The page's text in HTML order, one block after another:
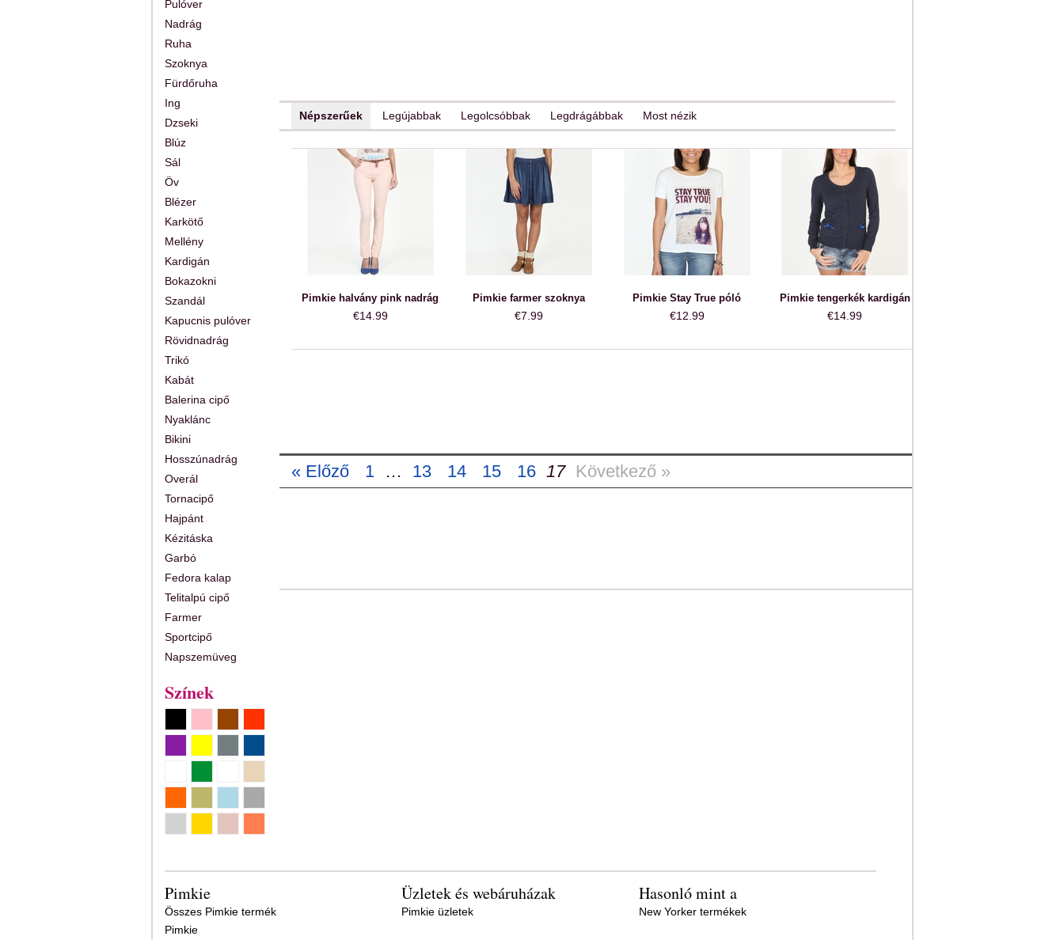
Pulóver
Nadrág
Ruha
Szoknya
Fürdőruha
Ing
Dzseki
Blúz
Sál
Öv
Blézer
Karkötő
Mellény
Kardigán
Bokazokni
Szandál
Kapucnis pulóver
Rövidnadrág
Trikó
Kabát
Balerina cipő
Nyaklánc
Bikini
Hosszúnadrág
Overál
Tornacipő
Hajpánt
Kézitáska
Garbó
Fedora kalap
Telitalpú cipő
Farmer
Sportcipő
Napszemüveg
Színek
Népszerűek Legújabbak Legolcsóbbak Legdrágábbak Most nézik
Pimkie halvány pink nadrág
€14.99
Pimkie farmer szoknya
€7.99
Pimkie Stay True póló
€12.99
Pimkie tengerkék kardigán
€14.99
« Előző 1 … 13 14 15 16 17 Következő »
Pimkie
Összes Pimkie termék
Pimkie
Üzletek és webáruházak
Pimkie üzletek
Hasonló mint a
New Yorker termékek